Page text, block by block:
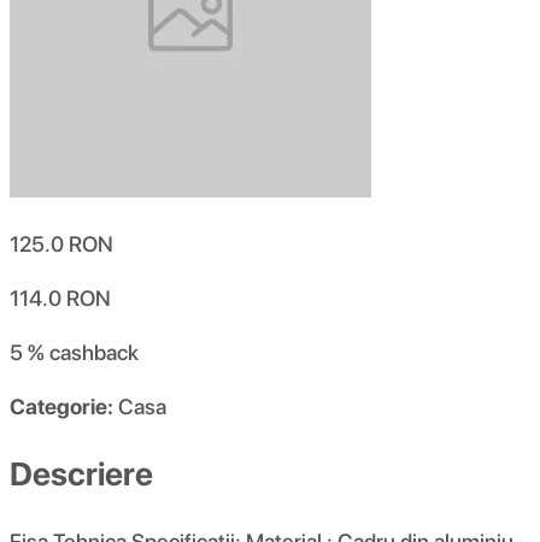
125.0 RON
114.0 RON
5 %cashback
Categorie: Casa
Descriere